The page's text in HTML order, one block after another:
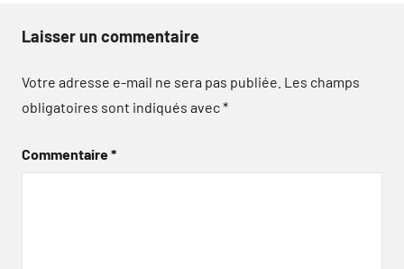
Laisser un commentaire
Votre adresse e-mail ne sera pas publiée. Les champs
obligatoires sont indiqués avec*
Commentaire*